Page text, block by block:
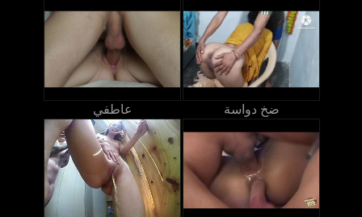
عاطفي ضخ دواسة